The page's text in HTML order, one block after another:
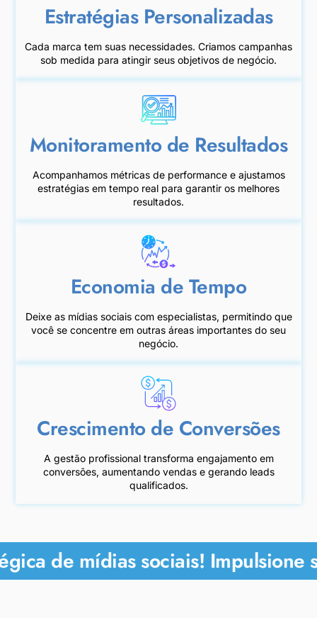
Estratégias Personalizadas
Cada marca tem suas necessidades. Criamos campanhas
sob medida para atingir seus objetivos de negócio.
Monitoramento de Resultados
Acompanhamos métricas de performance e ajustamos
estratégias em tempo real para garantir os melhores
resultados.
Economia de Tempo
Deixe as mídias sociais com especialistas, permitindo que
você se concentre em outras áreas importantes do seu
negócio.
Crescimento de Conversões
A gestão profissional transforma engajamento em
conversões, aumentando vendas e gerando leads
qualificados.
de mídias sociais!